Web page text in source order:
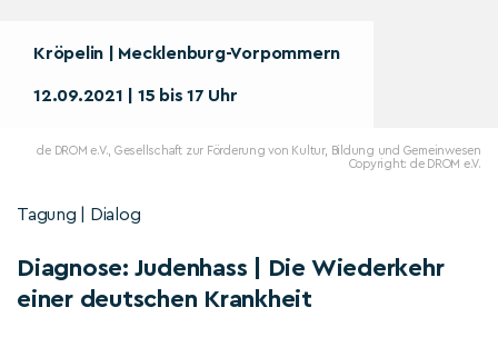
Kröpelin | Mecklenburg-Vorpommern
12.09.2021 | 15 bis 17 Uhr
de DROM e.V., Gesellschaft zur Förderung von Kultur, Bildung und Gemeinwesen
Copyright: de DROM e.V.
Tagung | Dialog
Diagnose: Judenhass | Die Wiederkehr
einer deutschen Krankheit